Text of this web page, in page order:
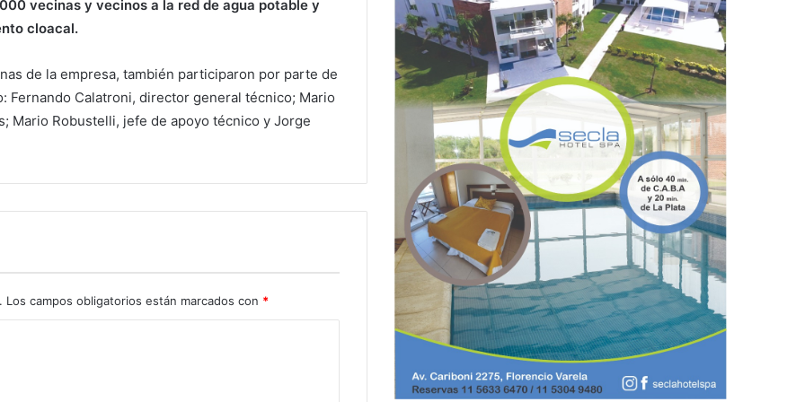
vecinas y vecinos a la red de agua potable y
cloacal.
de la empresa, también participaron por parte de
Calatroni, director general técnico; Mario
Mario Robustelli, jefe de apoyo técnico y Jorge
Los campos obligatorios están marcados con *